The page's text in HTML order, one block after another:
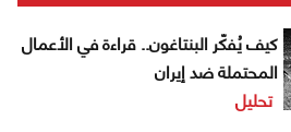
كيف يُفكّر البنتاغون.. قراءة في الأعمال
المحتملة ضد إيران
تحليل